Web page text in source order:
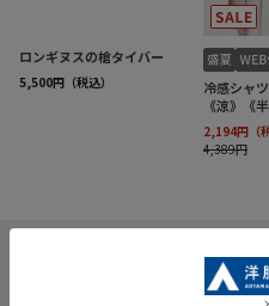
INFORMATION